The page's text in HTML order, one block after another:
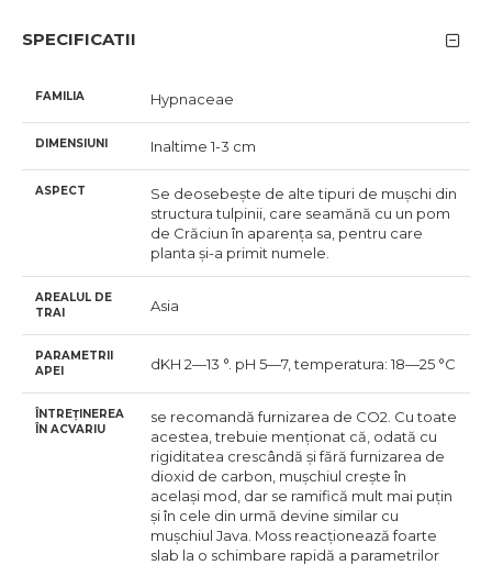
SPECIFICATII
FAMILIA Hypnaceae
DIMENSIUNI Inaltime 1-3 cm
ASPECT
Se deosebește de alte tipuri de mușchi din
structura tulpinii, care seamănă cu un pom
de Crăciun în aparența sa, pentru care
planta și-a primit numele.
AREALUL DE
TRAI
Asia
PARAMETRII
APEI
dKH 2—13 °. pH 5—7, temperatura: 18—25 °C
ÎNTREȚINEREA
ÎN ACVARIU
se recomandă furnizarea de CO2. Cu toate
acestea, trebuie menționat că, odată cu
rigiditatea crescândă și fără furnizarea de
dioxid de carbon, mușchiul crește în
același mod, dar se ramifică mult mai puțin
și în cele din urmă devine similar cu
mușchiul Java. Moss reacționează foarte
slab la o schimbare rapidă a parametrilor